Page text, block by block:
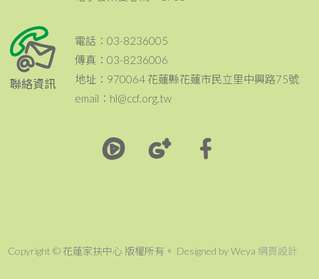
聯絡資訊
電話：03-8236005
傳真：03-8236006
地址：970064 花蓮縣花蓮市民立里中興路75號
email：hl@ccf.org.tw
Copyright © 花蓮家扶中心 版權所有。 Designed by Weya 網頁設計